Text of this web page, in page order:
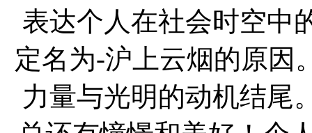
表达个人在社会时空中
定名为-沪上云烟的原因
力量与光明的动机结尾